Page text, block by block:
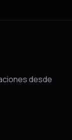
desde